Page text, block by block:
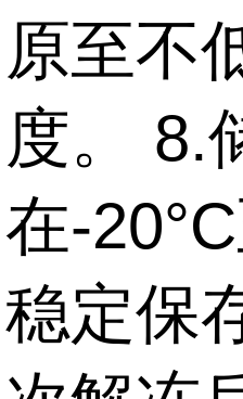
原至不
度。 8.
在-
稳定保